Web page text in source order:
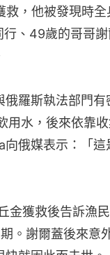
救，他被發現時
行、49歲的哥哥
俄羅斯執法部門
用水，後來依靠
俄媒表示：「
金獲救後告訴漁
期。謝爾蓋後來